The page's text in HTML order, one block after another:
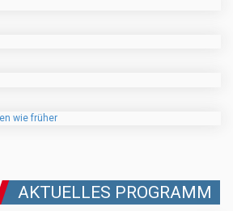
AKTUELLES PROGRAMM